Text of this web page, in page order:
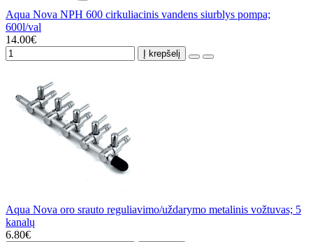
Aqua Nova NPH 600 cirkuliacinis vandens siurblys pompa;
600l/val
14.00€
Į krepšelį
Aqua Nova oro srauto reguliavimo/uždarymo metalinis vožtuvas; 5
kanalų
6.80€